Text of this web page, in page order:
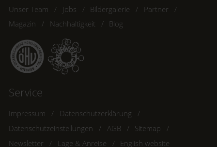
Unser Team
Jobs Bildergalerie
Partner
Magazin
Nachhaltigkeit Blog
Service
Impressum
Datenschutzerklärung
Datenschutzeinstellungen
AGB
Sitemap
Newsletter
Lage & Anreise English website